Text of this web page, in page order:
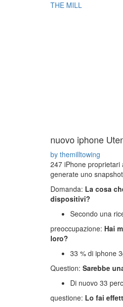
THE MILL
nuovo iphone
by themilltowing
247 iPhone
generate uno
Domanda: La cosa
dispositivi?
Secondo una
preoccupazione: Hai
loro?
33 % di iphone
Question: Sarebbe
Di nuovo 33
questione: Lo fai